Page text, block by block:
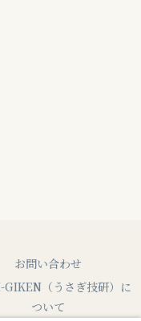
お問い合わせ
GIKEN（うさぎ技研）に
ついて